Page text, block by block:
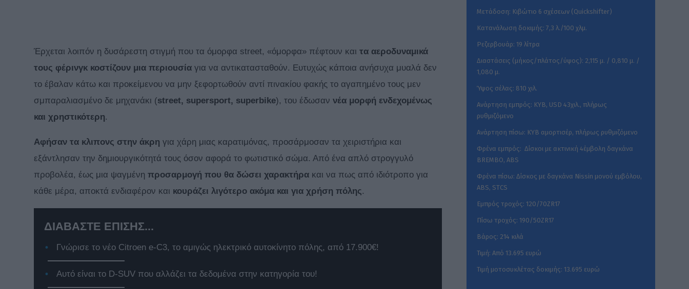
Έρχεται λοιπόν η δυσάρεστη στιγμή που τα όμορφα street, «όμορφα» πέφτουν και τα αεροδυναμικά
τους φέρινγκ κοστίζουν μια περιουσία για να αντικατασταθούν. Ευτυχώς κάποια ανήσυχα μυαλά δεν
το έβαλαν κάτω και προκείμενου να μην ξεφορτωθούν αντί πινακίου φακής το αγαπημένο τους μεν
σμπαραλιασμένο δε μηχανάκι (street, supersport, superbike), του έδωσαν νέα μορφή ενδεχομένως
και χρηστικότερη.
Αφήσαν τα κλιπονς στην άκρη για χάρη μιας καρατιμόνας, προσάρμοσαν τα χειριστήρια και
εξάντλησαν την δημιουργικότητά τους όσον αφορά το φωτιστικό σώμα. Από ένα απλό στρογγυλό
προβολέα, έως μια ψαγμένη προσαρμογή που θα δώσει χαρακτήρα και να πως από ιδιότροπο για
κάθε μέρα, αποκτά ενδιαφέρον και κουράζει λιγότερο ακόμα και για χρήση πόλης.
ΔΙΑΒΑΣΤΕ ΕΠΙΣΗΣ...
Γνώρισε το νέο Citroen e-C3, το αμιγώς ηλεκτρικό αυτοκίνητο πόλης, από 17.900€!
Αυτό είναι το D-SUV που αλλάζει τα δεδομένα στην κατηγορία του!
Μετάδοση: Κιβώτιο 6 σχέσεων (Quickshifter)
Κατανάλωση δοκιμής: 7,3 λ./100 χλμ.
Ρεζερβουάρ: 19 λίτρα
Διαστάσεις (μήκος/πλάτος/ύψος): 2,115 μ. / 0,810 μ. /
1,080 μ.
Ύψος σέλας: 810 χιλ.
Ανάρτηση εμπρός: KYB, USD 43χιλ., πλήρως
ρυθμιζόμενο
Ανάρτηση πίσω: KYB αμορτισέρ, πλήρως ρυθμιζόμενο
Φρένα εμπρός: Δίσκοι με ακτινική 4έμβολη δαγκάνα
BREMBO, ABS
Φρένα πίσω: Δίσκος με δαγκάνα Nissin μονού εμβόλου,
ABS, STCS
Εμπρός τροχός: 120/70ZR17
Πίσω τροχός: 190/50ZR17
Βάρος: 214 κιλά
Τιμή: Από 13.695 ευρώ
Τιμή μοτοσυκλέτας δοκιμής: 13.695 ευρώ